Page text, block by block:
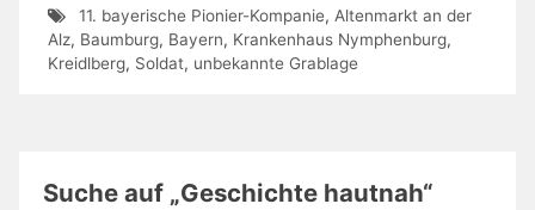
11. bayerische Pionier-Kompanie, Altenmarkt an der
Alz, Baumburg, Bayern, Krankenhaus Nymphenburg,
Kreidlberg, Soldat, unbekannte Grablage
Suche auf „Geschichte hautnah“